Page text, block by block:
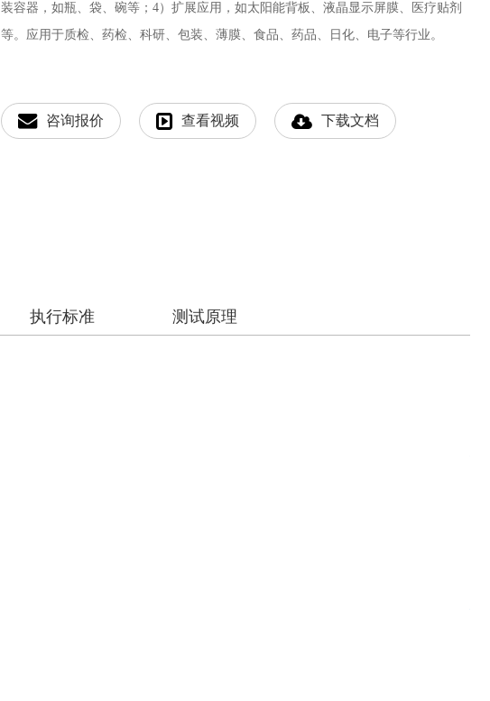
装容器，如瓶、袋、碗等；4）扩展应用，如太阳能背板、液晶显示屏膜、医疗贴剂
等。应用于质检、药检、科研、包装、薄膜、食品、药品、日化、电子等行业。
咨询报价 查看视频 下载文档
执行标准 测试原理